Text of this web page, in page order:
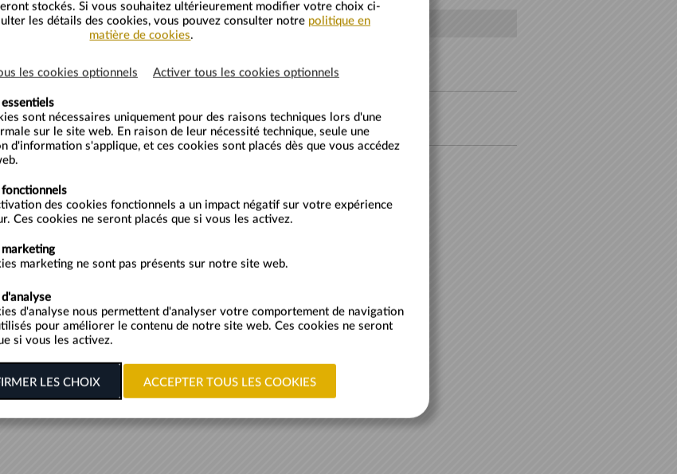
Jardin
Plan du site -Politique de confidentialité -Mentions légales
Château Vaux le Vicomte © 2024
Politique cookies
stockés. Si vous souhaitez ultérieurement modifier votre choix ci-
les détails des cookies, vous pouvez consulter notre politique en
matière de cookies.
les cookies optionnels Activer tous les cookies optionnels
sont nécessaires uniquement pour des raisons techniques lors d'une
sur le site web. En raison de leur nécessité technique, seule une
d'information s'applique, et ces cookies sont placés dès que vous accédez
des cookies fonctionnels a un impact négatif sur votre expérience
Ces cookies ne seront placés que si vous les activez.
marketing ne sont pas présents sur notre site web.
d'analyse nous permettent d'analyser votre comportement de navigation
pour améliorer le contenu de notre site web. Ces cookies ne seront
si vous les activez.